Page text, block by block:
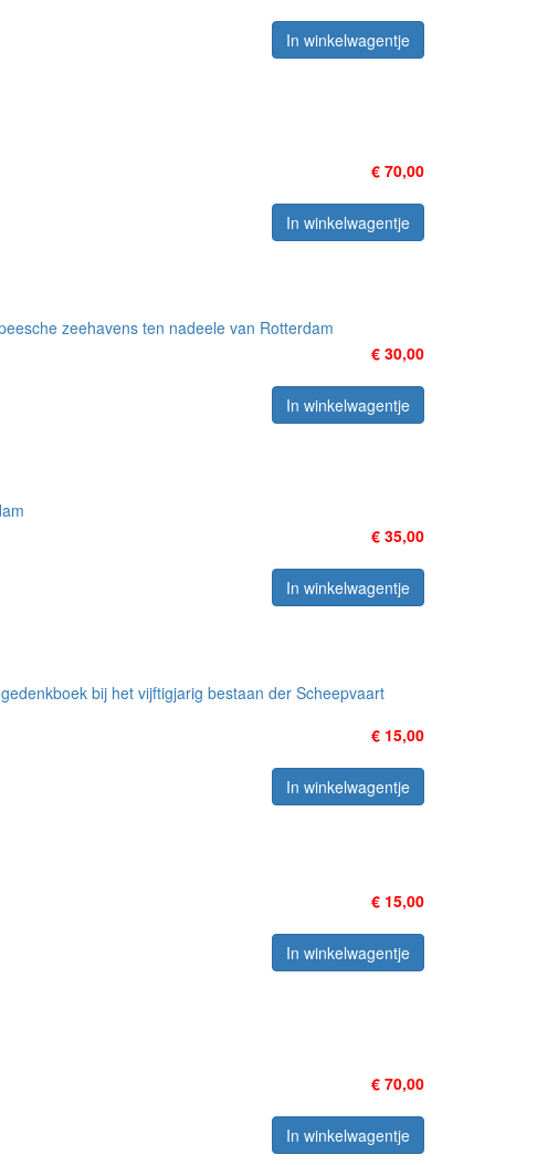
In winkelwagentje
€ 70,00
In winkelwagentje
zeehavens ten nadeele van Rotterdam
€ 30,00
In winkelwagentje
€ 35,00
In winkelwagentje
bij het vijftigjarig bestaan der Scheepvaart
€ 15,00
In winkelwagentje
€ 15,00
In winkelwagentje
€ 70,00
In winkelwagentje